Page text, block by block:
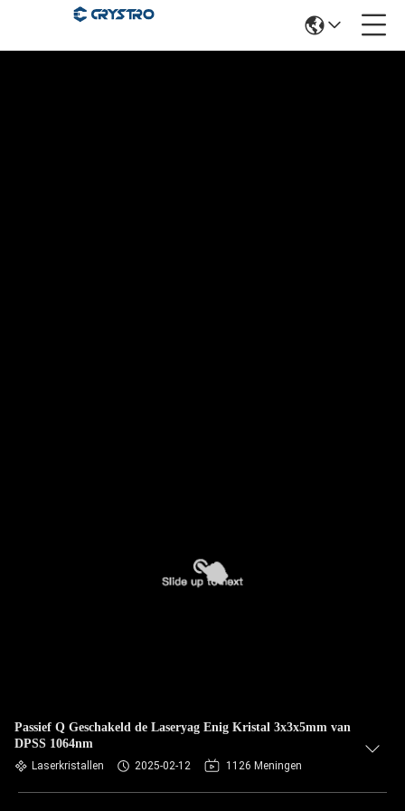
Passief Q Geschakeld de Laseryag Enig Kristal 3x3x5mm van
DPSS 1064nm
Laserkristallen 2025-02-12 1126 Meningen